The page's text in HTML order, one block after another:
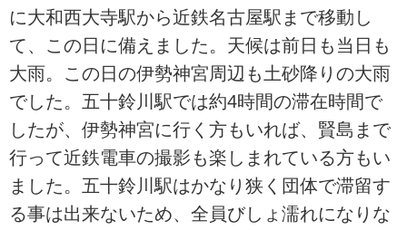
に大和西大寺駅から近鉄名古屋駅まで移動し
て、この日に備えました。天候は前日も当日も
大雨。この日の伊勢神宮周辺も土砂降りの大雨
でした。五十鈴川駅では約4時間の滞在時間で
したが、伊勢神宮に行く方もいれば、賢島まで
行って近鉄電車の撮影も楽しまれている方もい
ました。五十鈴川駅はかなり狭く団体で滞留す
る事は出来ないため、全員びしょ濡れになりな